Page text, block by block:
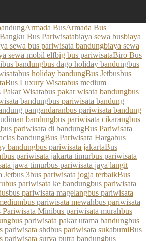
Armada BusArmada Bus
Bangku Bus Pariwisatabiaya sewa busbiaya
sewa bus pariwisata bandungbiaya sewa
sewa mobil elfbig bus pariwisataBiro Bus
bus bandungbus dago holiday bandungbus
bus holiday bandungBus Jetbusbus
Bus Luxury Wisatabus medium
Pakar Wisatabus pakar wisata bandungbus
bandungbus pariwisata bandung
pangandaranbus pariwisata bandung
bandungbus pariwisata cikarangbus
bus pariwisata di bandungBus Pariwisata
bandungBus Pariwisata Hargabus
bandungbus pariwisata jakartaBus
bus pariwisata jakarta timurbus pariwisata
jawa timurbus pariwisata jaya langit
Jetbus 3bus pariwisata jogja terbaikBus
bus pariwisata ke bandungbus pariwisata
bus pariwisata magelangbus pariwisata
bus pariwisata mewahbus pariwisata
Pariwisata Minibus pariwisata murahbus
bus pariwisata pakar utama bandungbus
pariwisata shdbus pariwisata sukabumiBus
pariwisata surya putra bandungbus